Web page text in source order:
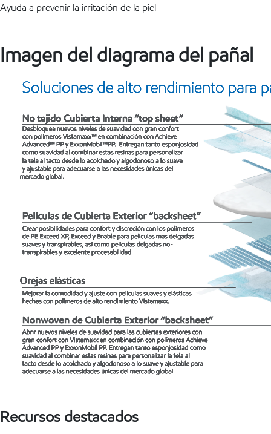
Ayuda a prevenir la irritación de la piel
Imagen del diagrama del pañal
Recursos destacados